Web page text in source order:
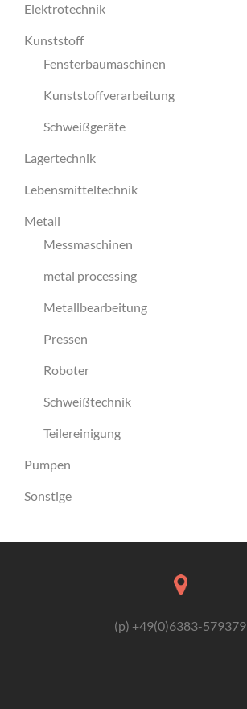
Elektrotechnik
Kunststoff
Fensterbaumaschinen
Kunststoffverarbeitung
Schweißgeräte
Lagertechnik
Lebensmitteltechnik
Metall
Messmaschinen
metal processing
Metallbearbeitung
Pressen
Roboter
Schweißtechnik
Teilereinigung
Pumpen
Sonstige
(p) +49(0)6383-579379